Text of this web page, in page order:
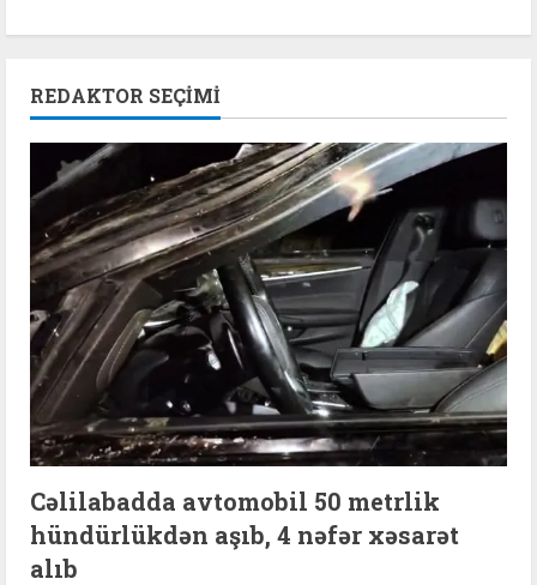
REDAKTOR SEÇIMI
Cəlilabadda avtomobil 50 metrlik
hündürlükdən aşıb, 4 nəfər xəsarət
alıb